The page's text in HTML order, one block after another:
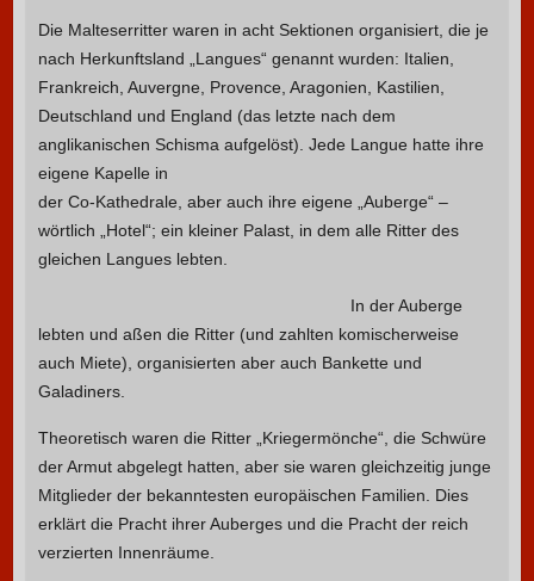
Die Malteserritter waren in acht Sektionen organisiert, die je
nach Herkunftsland „Langues“ genannt wurden: Italien,
Frankreich, Auvergne, Provence, Aragonien, Kastilien,
Deutschland und England (das letzte nach dem
anglikanischen Schisma aufgelöst). Jede Langue hatte ihre
eigene Kapelle in
der Co-Kathedrale, aber auch ihre eigene „Auberge“ –
wörtlich „Hotel“; ein kleiner Palast, in dem alle Ritter des
gleichen Langues lebten.
In der Auberge
lebten und aßen die Ritter (und zahlten komischerweise
auch Miete), organisierten aber auch Bankette und
Galadiners.
Theoretisch waren die Ritter „Kriegermönche“, die Schwüre
der Armut abgelegt hatten, aber sie waren gleichzeitig junge
Mitglieder der bekanntesten europäischen Familien. Dies
erklärt die Pracht ihrer Auberges und die Pracht der reich
verzierten Innenräume.